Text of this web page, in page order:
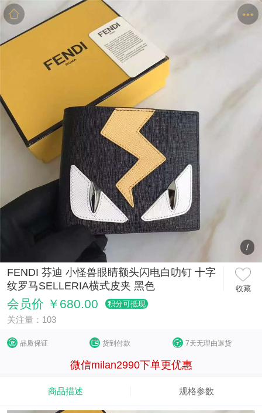
详情
/
FENDI 芬迪 小怪兽眼睛额头闪电白叻钉 十字
纹罗马SELLERIA横式皮夹 黑色
收藏
会员价 ￥680.00 积分可抵现
关注量：103
品质保证 货到付款 7天无理由退货
微信milan2990下单更优惠
商品描述 规格参数